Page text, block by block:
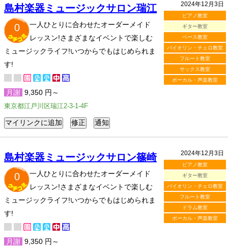
2024年12月3日
ピアノ教室
ギター教室
ベース教室
バイオリン・チェロ教室
フルート教室
サックス教室
ボーカル・声楽教室
島村楽器ミュージックサロン瑞江
0
一人ひとりに合わせたオーダーメイド
レッスン!さまざまなイベントで楽しむ
ミュージックライフ!いつからでもはじめられま
す!
月謝 9,350 円～
東京都江戸川区瑞江2-3-1-4F
2024年12月3日
ピアノ教室
ギター教室
バイオリン・チェロ教室
フルート教室
ドラム教室
ボーカル・声楽教室
島村楽器ミュージックサロン篠崎
0
一人ひとりに合わせたオーダーメイド
レッスン!さまざまなイベントで楽しむ
ミュージックライフ!いつからでもはじめられま
す!
月謝 9,350 円～